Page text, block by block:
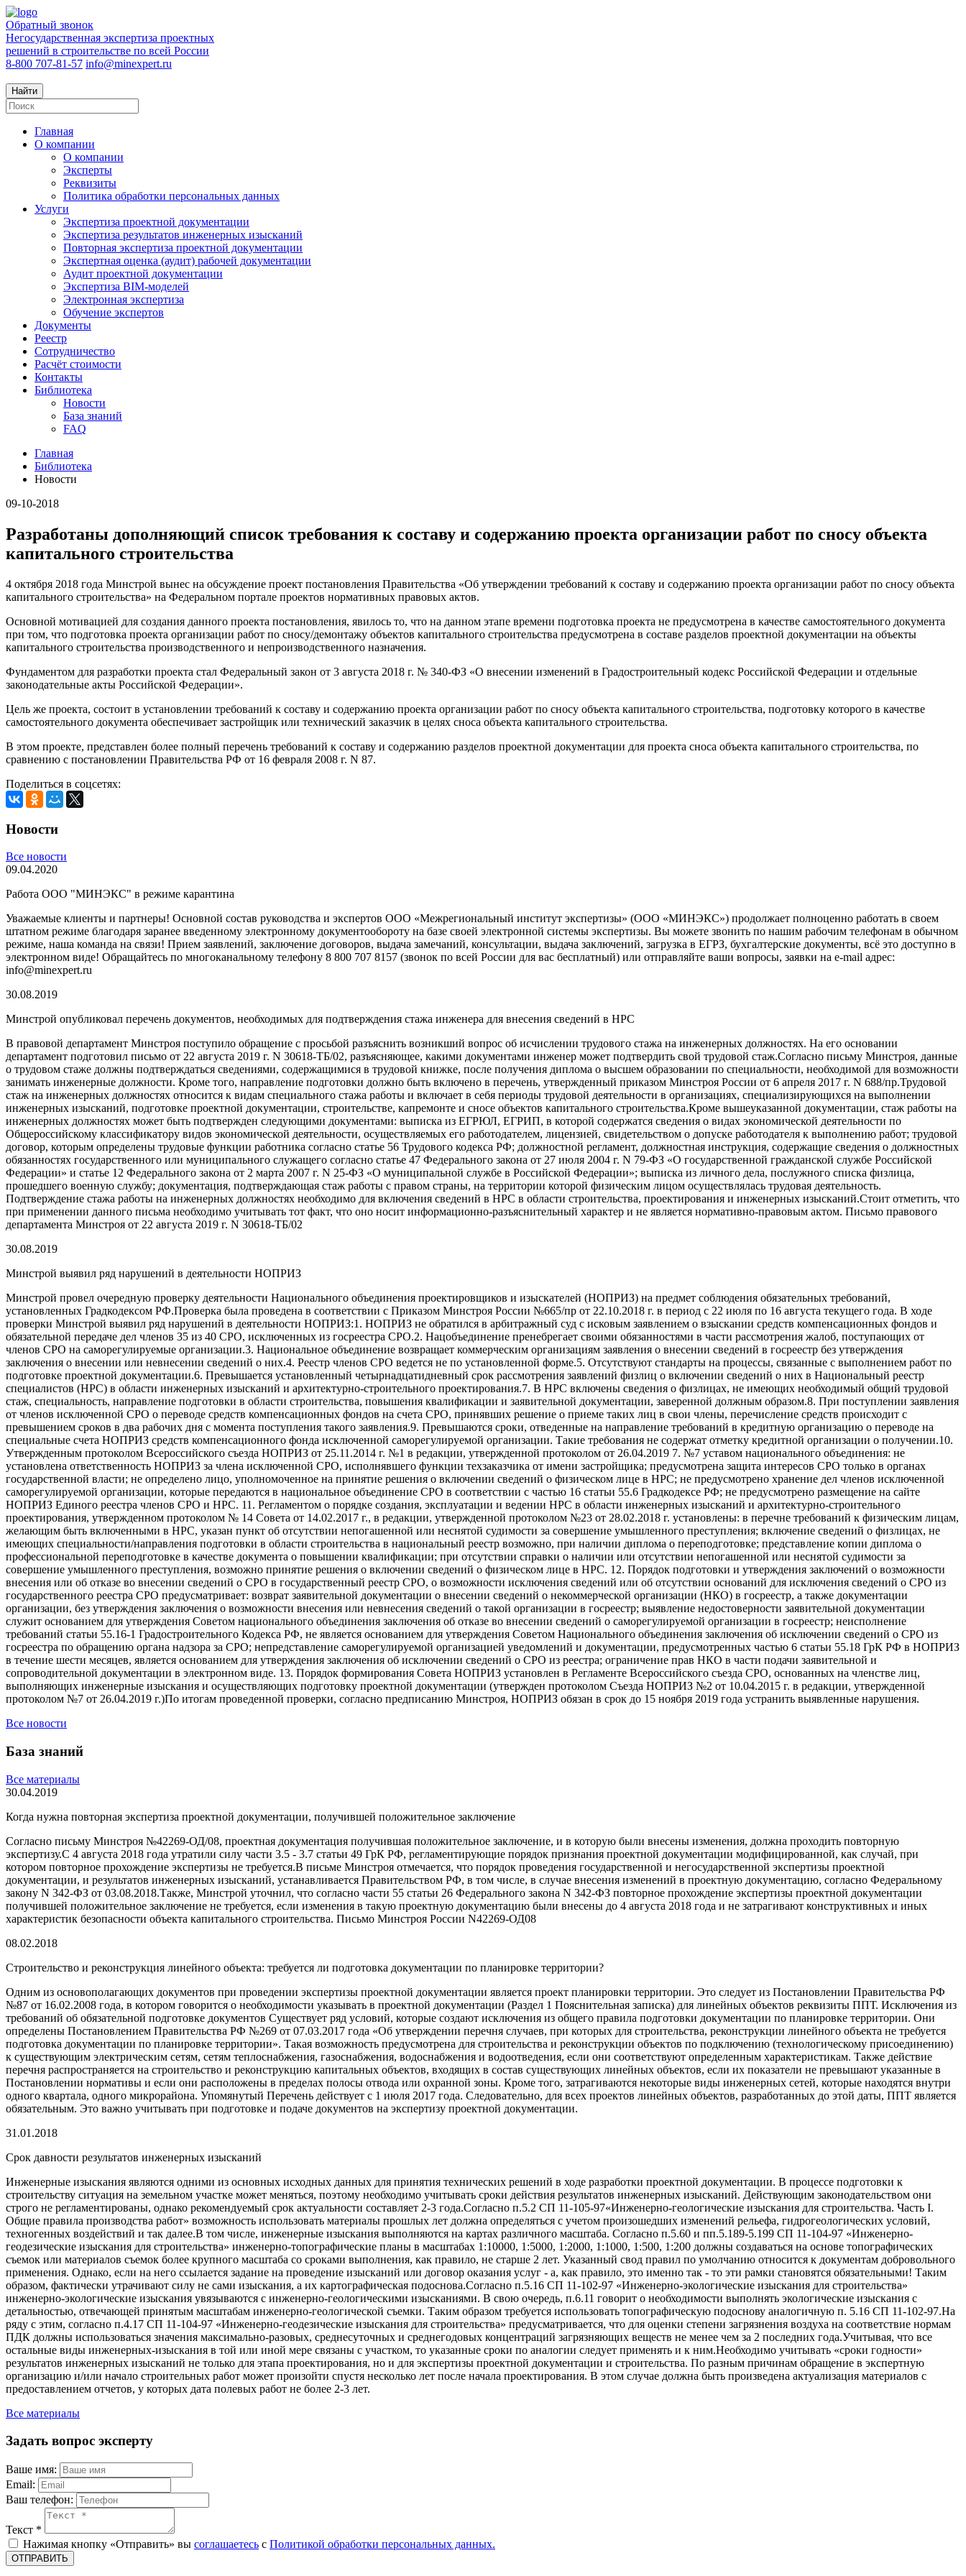
Обратный звонок
Негосударственная экспертиза проектных
решений в строительстве по всей России
8-800 707-81-57 info@minexpert.ru
Найти
Главная
О компании
О компании
Эксперты
Реквизиты
Политика обработки персональных данных
Услуги
Экспертиза проектной документации
Экспертиза результатов инженерных изысканий
Повторная экспертиза проектной документации
Экспертная оценка (аудит) рабочей документации
Аудит проектной документации
Экспертиза BIM-моделей
Электронная экспертиза
Обучение экспертов
Документы
Реестр
Сотрудничество
Расчёт стоимости
Контакты
Библиотека
Новости
База знаний
FAQ
Главная
Библиотека
Новости
09-10-2018
Разработаны дополняющий список требования к составу и содержанию проекта организации работ по сносу объекта
капитального строительства
4 октября 2018 года Минстрой вынес на обсуждение проект постановления Правительства «Об утверждении требований к составу и содержанию проекта организации работ по сносу объекта
капитального строительства» на Федеральном портале проектов нормативных правовых актов.
Основной мотивацией для создания данного проекта постановления, явилось то, что на данном этапе времени подготовка проекта не предусмотрена в качестве самостоятельного документа
при том, что подготовка проекта организации работ по сносу/демонтажу объектов капитального строительства предусмотрена в составе разделов проектной документации на объекты
капитального строительства производственного и непроизводственного назначения.
Фундаментом для разработки проекта стал Федеральный закон от 3 августа 2018 г. № 340-ФЗ «О внесении изменений в Градостроительный кодекс Российской Федерации и отдельные
законодательные акты Российской Федерации».
Цель же проекта, состоит в установлении требований к составу и содержанию проекта организации работ по сносу объекта капитального строительства, подготовку которого в качестве
самостоятельного документа обеспечивает застройщик или технический заказчик в целях сноса объекта капитального строительства.
В этом проекте, представлен более полный перечень требований к составу и содержанию разделов проектной документации для проекта сноса объекта капитального строительства, по
сравнению с постановлении Правительства РФ от 16 февраля 2008 г. N 87.
Поделиться в соцсетях:
Новости
Все новости
09.04.2020
Работа ООО "МИНЭКС" в режиме карантина
Уважаемые клиенты и партнеры! Основной состав руководства и экспертов ООО «Межрегиональный институт экспертизы» (ООО «МИНЭКС») продолжает полноценно работать в своем
штатном режиме благодаря заранее введенному электронному документообороту на базе своей электронной системы экспертизы. Вы можете звонить по нашим рабочим телефонам в обычном
режиме, наша команда на связи! Прием заявлений, заключение договоров, выдача замечаний, консультации, выдача заключений, загрузка в ЕГРЗ, бухгалтерские документы, всё это доступно в
электронном виде! Обращайтесь по многоканальному телефону 8 800 707 8157 (звонок по всей России для вас бесплатный) или отправляйте ваши вопросы, заявки на e-mail адрес:
info@minexpert.ru
30.08.2019
Минстрой опубликовал перечень документов, необходимых для подтверждения стажа инженера для внесения сведений в НРС
В правовой департамент Минстроя поступило обращение с просьбой разъяснить возникший вопрос об исчислении трудового стажа на инженерных должностях. На его основании
департамент подготовил письмо от 22 августа 2019 г. N 30618-ТБ/02, разъясняющее, какими документами инженер может подтвердить свой трудовой стаж.Согласно письму Минстроя, данные
о трудовом стаже должны подтверждаться сведениями, содержащимися в трудовой книжке, после получения диплома о высшем образовании по специальности, необходимой для возможности
занимать инженерные должности. Кроме того, направление подготовки должно быть включено в перечень, утвержденный приказом Минстроя России от 6 апреля 2017 г. N 688/пр.Трудовой
стаж на инженерных должностях относится к видам специального стажа работы и включает в себя периоды трудовой деятельности в организациях, специализирующихся на выполнении
инженерных изысканий, подготовке проектной документации, строительстве, капремонте и сносе объектов капитального строительства.Кроме вышеуказанной документации, стаж работы на
инженерных должностях может быть подтвержден следующими документами: выписка из ЕГРЮЛ, ЕГРИП, в которой содержатся сведения о видах экономической деятельности по
Общероссийскому классификатору видов экономической деятельности, осуществляемых его работодателем, лицензией, свидетельством о допуске работодателя к выполнению работ; трудовой
договор, которым определены трудовые функции работника согласно статье 56 Трудового кодекса РФ; должностной регламент, должностная инструкция, содержащие сведения о должностных
обязанностях государственного или муниципального служащего согласно статье 47 Федерального закона от 27 июля 2004 г. N 79-ФЗ «О государственной гражданской службе Российской
Федерации» и статье 12 Федерального закона от 2 марта 2007 г. N 25-ФЗ «О муниципальной службе в Российской Федерации»; выписка из личного дела, послужного списка физлица,
прошедшего военную службу; документация, подтверждающая стаж работы с правом страны, на территории которой физическим лицом осуществлялась трудовая деятельность.
Подтверждение стажа работы на инженерных должностях необходимо для включения сведений в НРС в области строительства, проектирования и инженерных изысканий.Стоит отметить, что
при применении данного письма необходимо учитывать тот факт, что оно носит информационно-разъяснительный характер и не является нормативно-правовым актом. Письмо правового
департамента Минстроя от 22 августа 2019 г. N 30618-ТБ/02
30.08.2019
Минстрой выявил ряд нарушений в деятельности НОПРИЗ
Минстрой провел очередную проверку деятельности Национального объединения проектировщиков и изыскателей (НОПРИЗ) на предмет соблюдения обязательных требований,
установленных Градкодексом РФ.Проверка была проведена в соответствии с Приказом Минстроя России №665/пр от 22.10.2018 г. в период с 22 июля по 16 августа текущего года. В ходе
проверки Минстрой выявил ряд нарушений в деятельности НОПРИЗ:1. НОПРИЗ не обратился в арбитражный суд с исковым заявлением о взыскании средств компенсационных фондов и
обязательной передаче дел членов 35 из 40 СРО, исключенных из госреестра СРО.2. Нацобъединение пренебрегает своими обязанностями в части рассмотрения жалоб, поступающих от
членов СРО на саморегулируемые организации.3. Национальное объединение возвращает коммерческим организациям заявления о внесении сведений в госреестр без утверждения
заключения о внесении или невнесении сведений о них.4. Реестр членов СРО ведется не по установленной форме.5. Отсутствуют стандарты на процессы, связанные с выполнением работ по
подготовке проектной документации.6. Превышается установленный четырнадцатидневный срок рассмотрения заявлений физлиц о включении сведений о них в Национальный реестр
специалистов (НРС) в области инженерных изысканий и архитектурно-строительного проектирования.7. В НРС включены сведения о физлицах, не имеющих необходимый общий трудовой
стаж, специальность, направление подготовки в области строительства, повышения квалификации и заявительной документации, заверенной должным образом.8. При поступлении заявления
от членов исключенной СРО о переводе средств компенсационных фондов на счета СРО, принявших решение о приеме таких лиц в свои члены, перечисление средств происходит с
превышением сроков в два рабочих дня с момента поступления такого заявления.9. Превышаются сроки, отведенные на направление требований в кредитную организацию о переводе на
специальные счета НОПРИЗ средств компенсационного фонда исключенной саморегулируемой организации. Такие требования не содержат отметку кредитной организации о получении.10.
Утвержденным протоколом Всероссийского съезда НОПРИЗ от 25.11.2014 г. №1 в редакции, утвержденной протоколом от 26.04.2019 7. №7 уставом национального объединения: не
установлена ответственность НОПРИЗ за члена исключенной СРО, исполнявшего функции техзаказчика от имени застройщика; предусмотрена защита интересов СРО только в органах
государственной власти; не определено лицо, уполномоченное на принятие решения о включении сведений о физическом лице в НРС; не предусмотрено хранение дел членов исключенной
саморегулируемой организации, которые передаются в национальное объединение СРО в соответствии с частью 16 статьи 55.6 Градкодексе РФ; не предусмотрено размещение на сайте
НОПРИЗ Единого реестра членов СРО и НРС. 11. Регламентом о порядке создания, эксплуатации и ведении НРС в области инженерных изысканий и архитектурно-строительного
проектирования, утвержденном протоколом № 14 Совета от 14.02.2017 г., в редакции, утвержденной протоколом №23 от 28.02.2018 г. установлены: в перечне требований к физическим лицам,
желающим быть включенными в НРС, указан пункт об отсутствии непогашенной или неснятой судимости за совершение умышленного преступления; включение сведений о физлицах, не
имеющих специальности/направления подготовки в области строительства в национальный реестр возможно, при наличии диплома о переподготовке; представление копии диплома о
профессиональной переподготовке в качестве документа о повышении квалификации; при отсутствии справки о наличии или отсутствии непогашенной или неснятой судимости за
совершение умышленного преступления, возможно принятие решения о включении сведений о физическом лице в НРС. 12. Порядок подготовки и утверждения заключений о возможности
внесения или об отказе во внесении сведений о СРО в государственный реестр СРО, о возможности исключения сведений или об отсутствии оснований для исключения сведений о СРО из
государственного реестра СРО предусматривает: возврат заявительной документации о внесении сведений о некоммерческой организации (НКО) в госреестр, а также документации
организации, без утверждения заключения о возможности внесения или невнесения сведений о такой организации в госреестр; выявление недостоверности заявительной документации
служит основанием для утверждения Советом национального объединения заключения об отказе во внесении сведений о саморегулируемой организации в госреестр; неисполнение
требований статьи 55.16-1 Градостроительного Кодекса РФ, не является основанием для утверждения Советом Национального объединения заключения об исключении сведений о СРО из
госреестра по обращению органа надзора за СРО; непредставление саморегулируемой организацией уведомлений и документации, предусмотренных частью 6 статьи 55.18 ГрК РФ в НОПРИЗ
в течение шести месяцев, является основанием для утверждения заключения об исключении сведений о СРО из реестра; ограничение прав НКО в части подачи заявительной и
сопроводительной документации в электронном виде. 13. Порядок формирования Совета НОПРИЗ установлен в Регламенте Всероссийского съезда СРО, основанных на членстве лиц,
выполняющих инженерные изыскания и осуществляющих подготовку проектной документации (утвержден протоколом Съезда НОПРИЗ №2 от 10.04.2015 г. в редакции, утвержденной
протоколом №7 от 26.04.2019 г.)По итогам проведенной проверки, согласно предписанию Минстроя, НОПРИЗ обязан в срок до 15 ноября 2019 года устранить выявленные нарушения.
Все новости
База знаний
Все материалы
30.04.2019
Когда нужна повторная экспертиза проектной документации, получившей положительное заключение
Согласно письму Минстроя №42269-ОД/08, проектная документация получившая положительное заключение, и в которую были внесены изменения, должна проходить повторную
экспертизу.С 4 августа 2018 года утратили силу части 3.5 - 3.7 статьи 49 ГрК РФ, регламентирующие порядок признания проектной документации модифицированной, как случай, при
котором повторное прохождение экспертизы не требуется.В письме Минстроя отмечается, что порядок проведения государственной и негосударственной экспертизы проектной
документации, и результатов инженерных изысканий, устанавливается Правительством РФ, в том числе, в случае внесения изменений в проектную документацию, согласно Федеральному
закону N 342-ФЗ от 03.08.2018.Также, Минстрой уточнил, что согласно части 55 статьи 26 Федерального закона N 342-ФЗ повторное прохождение экспертизы проектной документации
получившей положительное заключение не требуется, если изменения в такую проектную документацию были внесены до 4 августа 2018 года и не затрагивают конструктивных и иных
характеристик безопасности объекта капитального строительства. Письмо Минстроя России N42269-ОД08
08.02.2018
Строительство и реконструкция линейного объекта: требуется ли подготовка документации по планировке территории?
Одним из основополагающих документов при проведении экспертизы проектной документации является проект планировки территории. Это следует из Постановлении Правительства РФ
№87 от 16.02.2008 года, в котором говорится о необходимости указывать в проектной документации (Раздел 1 Пояснительная записка) для линейных объектов реквизиты ППТ. Исключения из
требований об обязательной подготовке документов Существует ряд условий, которые создают исключения из общего правила подготовки документации по планировке территории. Они
определены Постановлением Правительства РФ №269 от 07.03.2017 года «Об утверждении перечня случаев, при которых для строительства, реконструкции линейного объекта не требуется
подготовка документации по планировке территории». Такая возможность предусмотрена для строительства и реконструкции объектов по подключению (технологическому присоединению)
к существующим электрическим сетям, сетям теплоснабжения, газоснабжения, водоснабжения и водоотведения, если они соответствуют определенным характеристикам. Также действие
перечня распространяется на строительство и реконструкцию капитальных объектов, входящих в состав существующих линейных объектов, если их показатели не превышают указанные в
Постановлении нормативы и если они расположены в пределах полосы отвода или охранной зоны. Кроме того, затрагиваются некоторые виды инженерных сетей, которые находятся внутри
одного квартала, одного микрорайона. Упомянутый Перечень действует с 1 июля 2017 года. Следовательно, для всех проектов линейных объектов, разработанных до этой даты, ППТ является
обязательным. Это важно учитывать при подготовке и подаче документов на экспертизу проектной документации.
31.01.2018
Срок давности результатов инженерных изысканий
Инженерные изыскания являются одними из основных исходных данных для принятия технических решений в ходе разработки проектной документации. В процессе подготовки к
строительству ситуация на земельном участке может меняться, поэтому необходимо учитывать сроки действия результатов инженерных изысканий. Действующим законодательством они
строго не регламентированы, однако рекомендуемый срок актуальности составляет 2-3 года.Согласно п.5.2 СП 11-105-97«Инженерно-геологические изыскания для строительства. Часть I.
Общие правила производства работ» возможность использовать материалы прошлых лет должна определяться с учетом произошедших изменений рельефа, гидрогеологических условий,
техногенных воздействий и так далее.В том числе, инженерные изыскания выполняются на картах различного масштаба. Согласно п.5.60 и пп.5.189-5.199 СП 11-104-97 «Инженерно-
геодезические изыскания для строительства» инженерно-топографические планы в масштабах 1:10000, 1:5000, 1:2000, 1:1000, 1:500, 1:200 должны создаваться на основе топографических
съемок или материалов съемок более крупного масштаба со сроками выполнения, как правило, не старше 2 лет. Указанный свод правил по умолчанию относится к документам добровольного
применения. Однако, если на него ссылается задание на проведение изысканий или договор оказания услуг - а, как правило, это именно так - то эти рамки становятся обязательными! Таким
образом, фактически утрачивают силу не сами изыскания, а их картографическая подоснова.Согласно п.5.16 СП 11-102-97 «Инженерно-экологические изыскания для строительства»
инженерно-экологические изыскания увязываются с инженерно-геологическими изысканиями. В свою очередь, п.6.11 говорит о необходимости выполнять экологические изыскания с
детальностью, отвечающей принятым масштабам инженерно-геологической съемки. Таким образом требуется использовать топографическую подоснову аналогичную п. 5.16 СП 11-102-97.На
ряду с этим, согласно п.4.17 СП 11-104-97 «Инженерно-геодезические изыскания для строительства» предусматривается, что для оценки степени загрязнения воздуха на соответствие нормам
ПДК должны использоваться значения максимально-разовых, среднесуточных и среднегодовых концентраций загрязняющих веществ не менее чем за 2 последних года.Учитывая, что все
остальные виды инженерных-изыскания в той или иной мере связаны с участком, то указанные сроки по аналогии следует применять и к ним.Необходимо учитывать «сроки годности»
результатов инженерных изысканий не только для этапа проектирования, но и для экспертизы проектной документации и строительства. По разным причинам обращение в экспертную
организацию и/или начало строительных работ может произойти спустя несколько лет после начала проектирования. В этом случае должна быть произведена актуализация материалов с
предоставлением отчетов, у которых дата полевых работ не более 2-3 лет.
Все материалы
Задать вопрос эксперту
Ваше имя:
Email:
Ваш телефон:
Текст *
Нажимая кнопку «Отправить» вы соглашаетесь с Политикой обработки персональных данных.
ОТПРАВИТЬ